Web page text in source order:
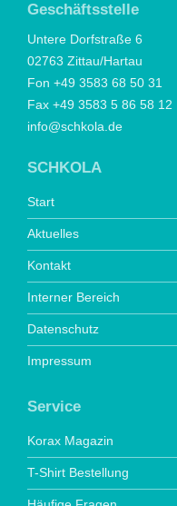
Geschäftsstelle
Untere Dorfstraße 6
02763 Zittau/Hartau
Fon +49 3583 68 50 31
Fax +49 3583 5 86 58 12
info@schkola.de
SCHKOLA
Start
Aktuelles
Kontakt
Interner Bereich
Datenschutz
Impressum
Service
Korax Magazin
T-Shirt Bestellung